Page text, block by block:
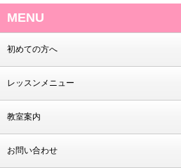
MENU
初めての方へ
レッスンメニュー
教室案内
お問い合わせ